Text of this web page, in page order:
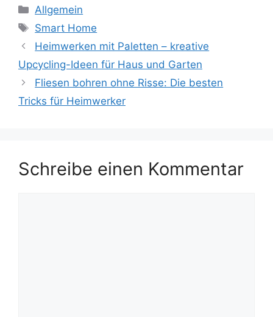
Kategorien
Allgemein
Schlagwörter
Smart Home
Heimwerken mit Paletten – kreative
Upcycling-Ideen für Haus und Garten
Fliesen bohren ohne Risse: Die besten
Tricks für Heimwerker
Schreibe einen Kommentar